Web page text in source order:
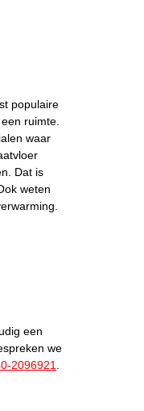
populaire
ruimte.
waar
Dat is
weten
een
we
2096921